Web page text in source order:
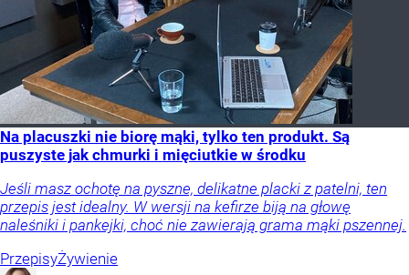
Na placuszki nie biorę mąki, tylko ten produkt. Są
puszyste jak chmurki i mięciutkie w środku
Jeśli masz ochotę na pyszne, delikatne placki z patelni, ten
przepis jest idealny. W wersji na kefirze biją na głowę
naleśniki i pankejki, choć nie zawierają grama mąki pszennej.
PrzepisyŻywienie